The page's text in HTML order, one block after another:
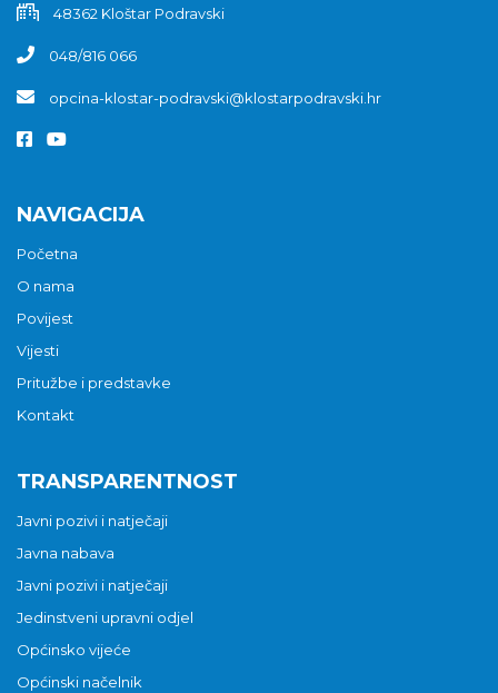
48362 Kloštar Podravski
048/816 066
opcina-klostar-podravski@klostarpodravski.hr
NAVIGACIJA
Početna
O nama
Povijest
Vijesti
Pritužbe i predstavke
Kontakt
TRANSPARENTNOST
Javni pozivi i natječaji
Javna nabava
Javni pozivi i natječaji
Jedinstveni upravni odjel
Općinsko vijeće
Općinski načelnik